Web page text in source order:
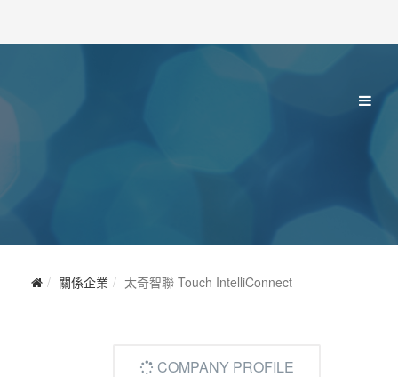
關係企業 太奇智聯 Touch IntelliConnect
COMPANY PROFILE